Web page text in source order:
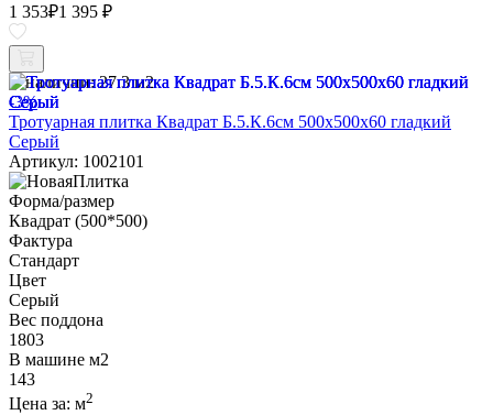
1 353₽1 395 ₽
В наличии: 27.3 м2
-3%
Тротуарная плитка Квадрат Б.5.К.6см 500х500х60 гладкий
Серый
Артикул: 1002101
Форма/размер
Квадрат (500*500)
Фактура
Стандарт
Цвет
Серый
Вес поддона
1803
В машине м2
143
Цена за: м2